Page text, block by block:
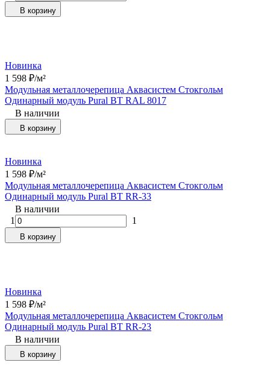
В корзину
Новинка
1 598 ₽/м²
Модульная металлочерепица Аквасистем Стокгольм
Одинарный модуль Pural BT RAL 8017
В наличии
В корзину
Новинка
1 598 ₽/м²
Модульная металлочерепица Аквасистем Стокгольм
Одинарный модуль Pural BT RR-33
В наличии
1
1
В корзину
Новинка
1 598 ₽/м²
Модульная металлочерепица Аквасистем Стокгольм
Одинарный модуль Pural BT RR-23
В наличии
В корзину